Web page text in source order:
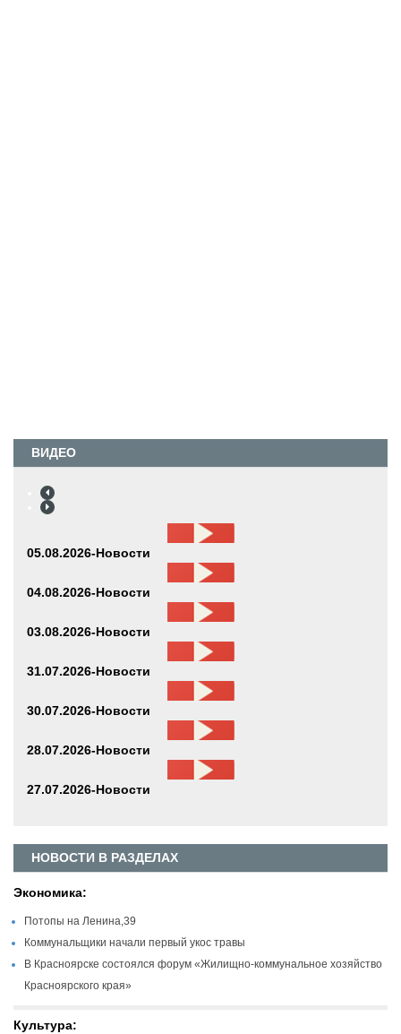
ВИДЕО
05.08.2026-Новости
04.08.2026-Новости
03.08.2026-Новости
31.07.2026-Новости
30.07.2026-Новости
28.07.2026-Новости
27.07.2026-Новости
НОВОСТИ В РАЗДЕЛАХ
Экономика:
Потопы на Ленина,39
Коммунальщики начали первый укос травы
В Красноярске состоялся форум «Жилищно-коммунальное хозяйство
Красноярского края»
Культура: